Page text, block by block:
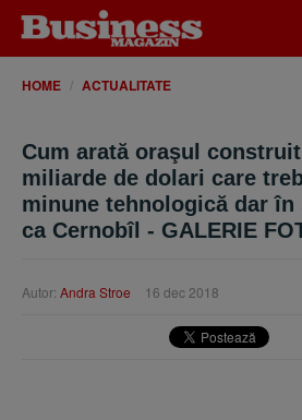
HOME ACTUALITATE
Cum arată oraşul
miliarde de dolari care
minune tehnologică dar în
ca Cernobîl - GALERIE
Autor: Andra Stroe 16 dec 2018